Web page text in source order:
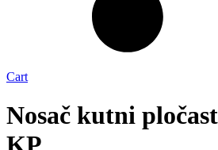
Cart
Nosač kutni